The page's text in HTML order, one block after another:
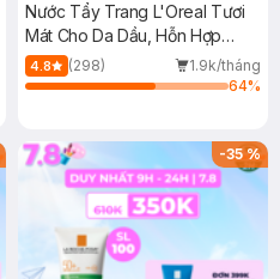
Nước Tẩy Trang L'Oreal Tươi
Mát Cho Da Dầu, Hỗn Hợp
400ml
4.8 (298)
1.9k/tháng
64%
-35%